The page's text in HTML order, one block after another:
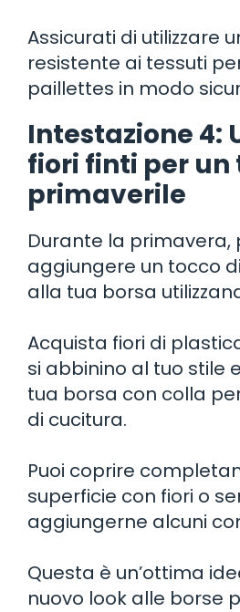
Assicurati di utilizzare
resistente ai tessuti
paillettes in modo
Intestazione 4:
fiori finti per un
primaverile
Durante la primavera,
aggiungere un tocco
alla tua borsa
Acquista fiori di
si abbinino al tuo stile
tua borsa con colla
di cucitura.
Puoi coprire
superficie con fiori o
aggiungerne alcuni
Questa è un’ottima
nuovo look alle borse